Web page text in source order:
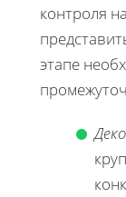
контроля
этапе